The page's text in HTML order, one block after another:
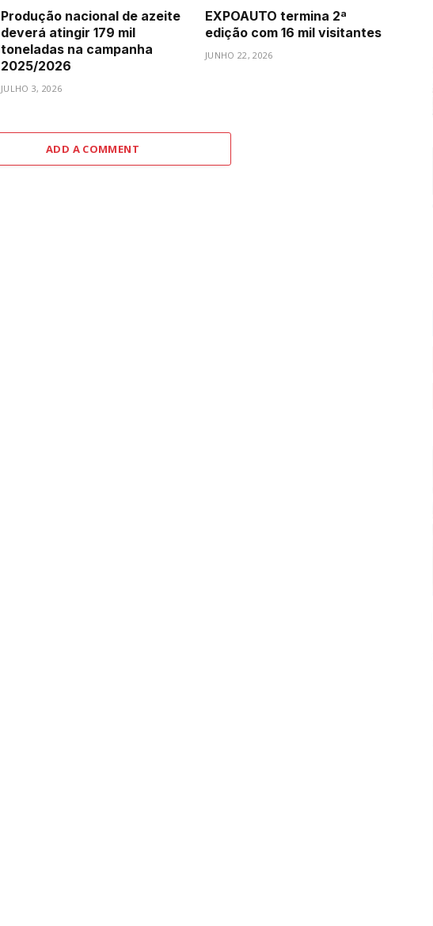
Produção nacional de azeite
deverá atingir 179 mil
toneladas na campanha
2025/2026
JULHO 3, 2026
EXPOAUTO termina 2ª
edição com 16 mil visitantes
JUNHO 22, 2026
ADD A COMMENT